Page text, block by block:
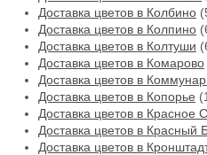
Доставка цветов в Колбино
Доставка цветов в Колпино
Доставка цветов в Колтуши
Доставка цветов в Комарово
Доставка цветов в
Доставка цветов в Копорье
Доставка цветов в Красное
Доставка цветов в Красный
Доставка цветов в